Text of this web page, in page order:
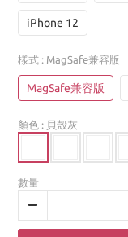
iPhone 12
樣式 : MagSafe兼容版
MagSafe兼容版
顏色 : 貝殼灰
數量